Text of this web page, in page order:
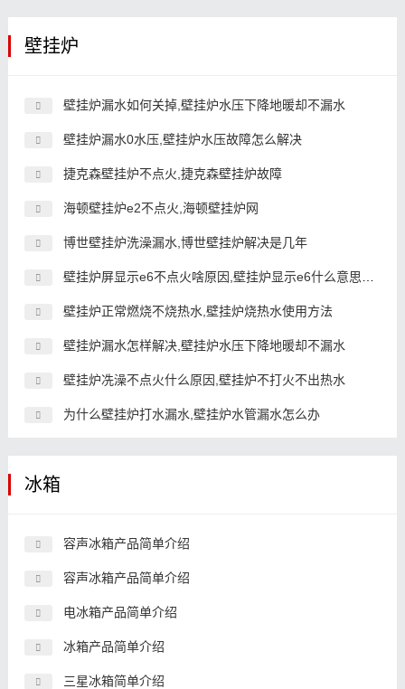
壁挂炉
壁挂炉漏水如何关掉,壁挂炉水压下降地暖却不漏水
壁挂炉漏水0水压,壁挂炉水压故障怎么解决
捷克森壁挂炉不点火,捷克森壁挂炉故障
海顿壁挂炉e2不点火,海顿壁挂炉网
博世壁挂炉洗澡漏水,博世壁挂炉解决是几年
壁挂炉屏显示e6不点火啥原因,壁挂炉显示e6什么意思没有热水
壁挂炉正常燃烧不烧热水,壁挂炉烧热水使用方法
壁挂炉漏水怎样解决,壁挂炉水压下降地暖却不漏水
壁挂炉冼澡不点火什么原因,壁挂炉不打火不出热水
为什么壁挂炉打水漏水,壁挂炉水管漏水怎么办
冰箱
容声冰箱产品简单介绍
容声冰箱产品简单介绍
电冰箱产品简单介绍
冰箱产品简单介绍
三星冰箱简单介绍